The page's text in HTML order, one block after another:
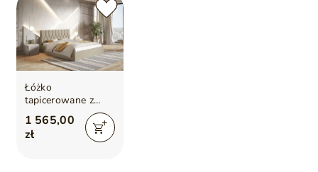
Łóżko
tapicerowane z
pojemnikiem i
stelażem 160x200
Gaja Beżowe
1 565,00
zł